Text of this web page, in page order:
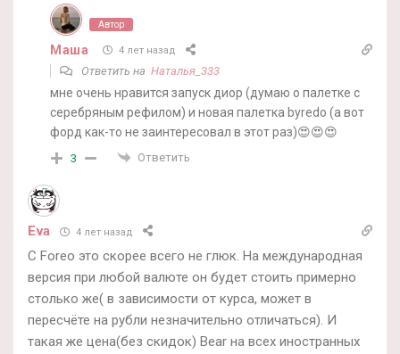
Автор
Маша 4 лет назад
Ответить на Наталья_333
мне очень нравится запуск диор (думаю о палетке с
серебряным рефилом) и новая палетка byredo (а вот
форд как-то не заинтересовал в этот раз)😍😍😍
3 Ответить
Eva 4 лет назад
C Foreo это скорее всего не глюк. На международная
версия при любой валюте он будет стоить примерно
столько же( в зависимости от курса, может в
пересчёте на рубли незначительно отличаться). И
такая же цена(без скидок) Bear на всех иностранных